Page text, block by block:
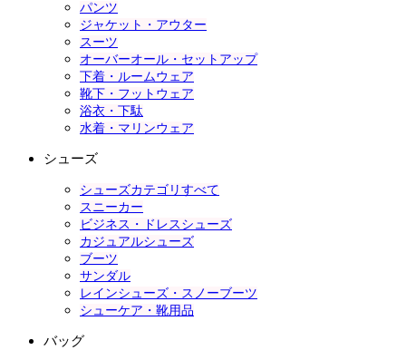
パンツ
ジャケット・アウター
スーツ
オーバーオール・セットアップ
下着・ルームウェア
靴下・フットウェア
浴衣・下駄
水着・マリンウェア
シューズ
シューズカテゴリすべて
スニーカー
ビジネス・ドレスシューズ
カジュアルシューズ
ブーツ
サンダル
レインシューズ・スノーブーツ
シューケア・靴用品
バッグ